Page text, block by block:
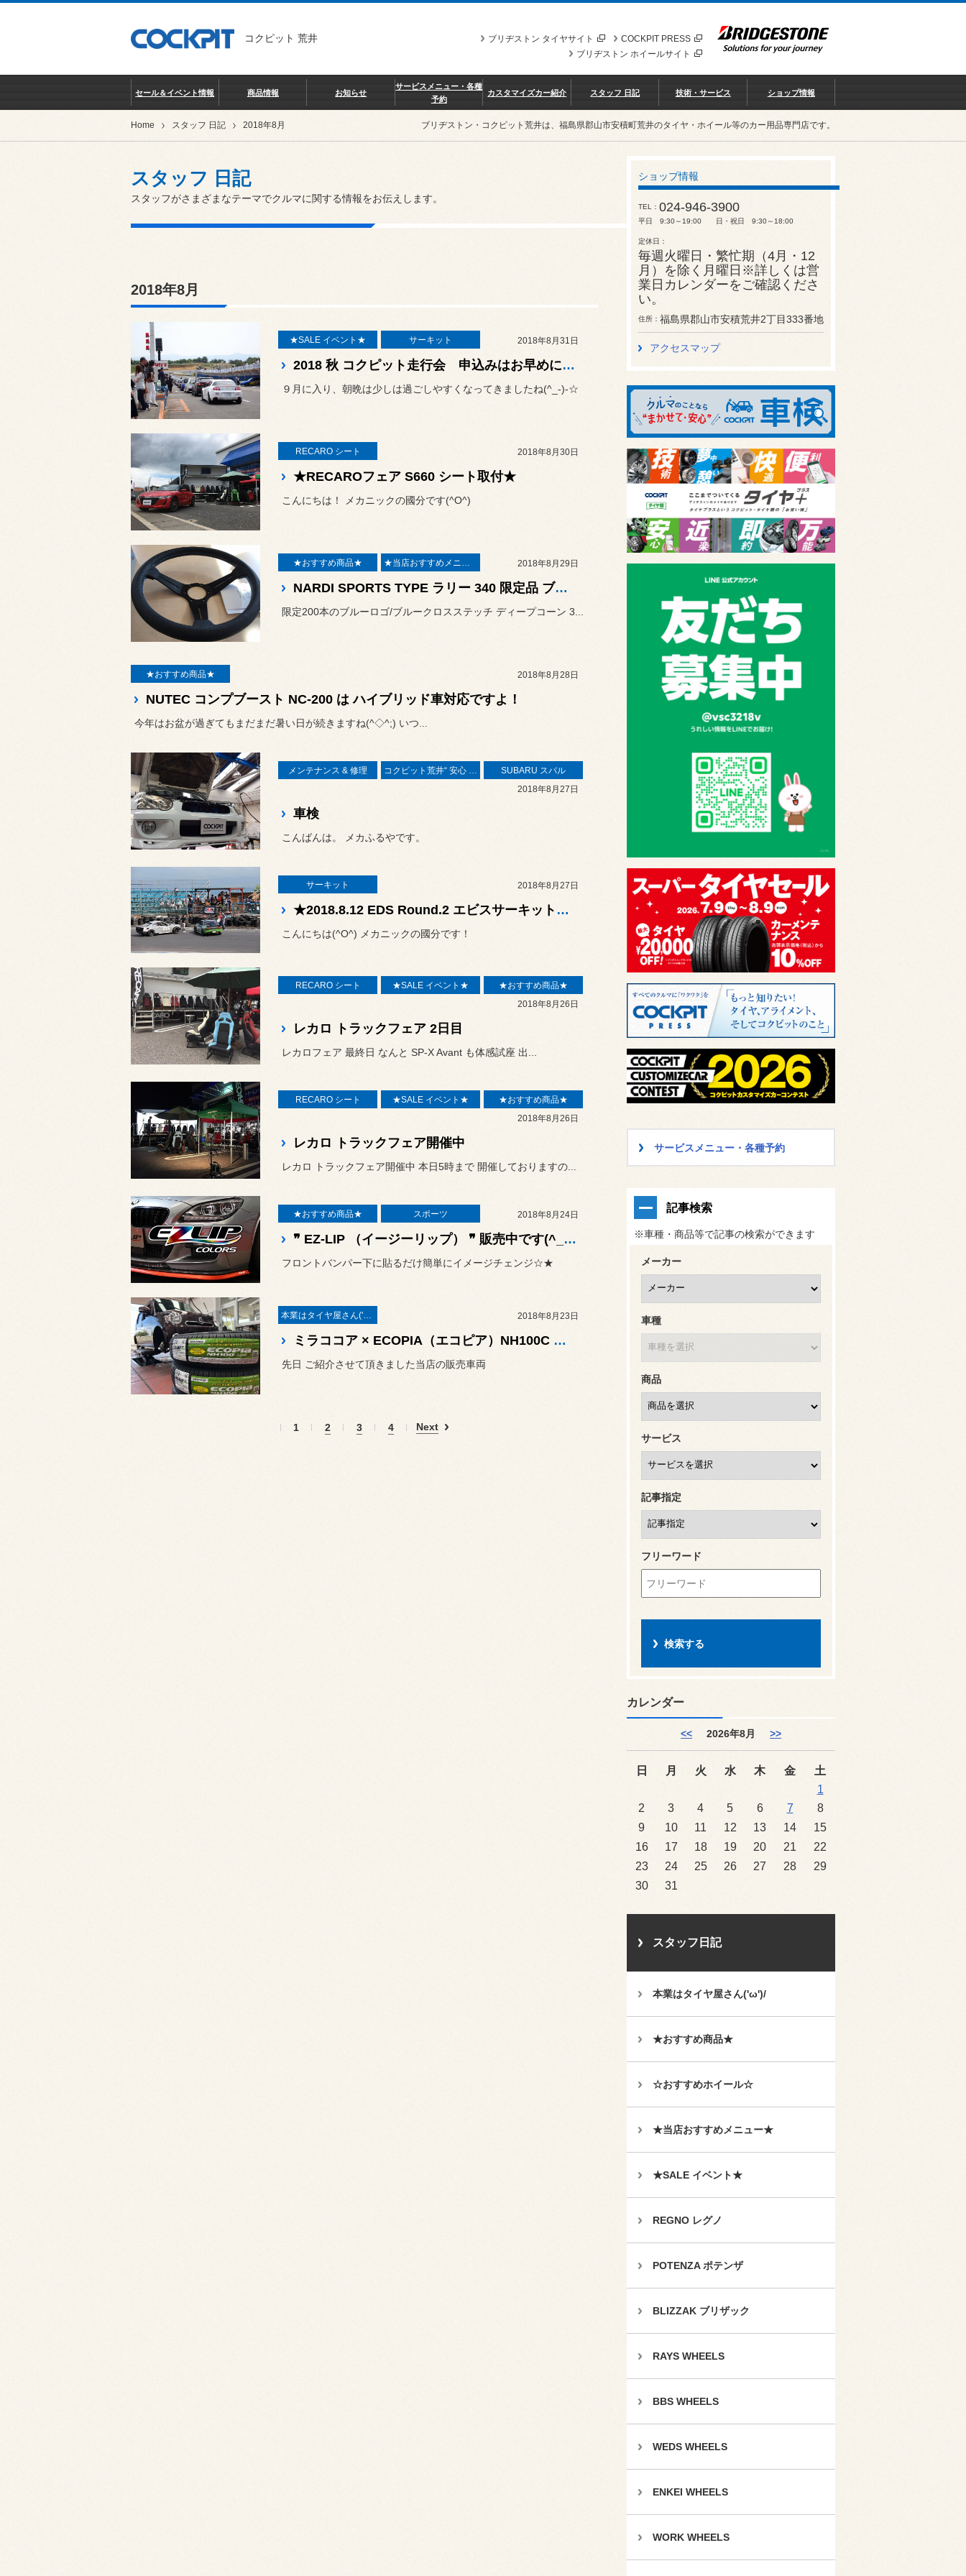
コクピット 荒井 COCKPIT PRESS
ブリヂストン タイヤサイト
ブリヂストン ホイールサイト
セール＆イベント情報 商品情報 お知らせ
サービスメニュー・各種
予約
カスタマイズカー紹介 スタッフ 日記 技術・サービス ショップ情報
Home スタッフ 日記 2018年8月 ブリヂストン・コクピット荒井は、福島県郡山市安積町荒井のタイヤ・ホイール等のカー用品専門店です。
スタッフ 日記
スタッフがさまざまなテーマでクルマに関する情報をお伝えします。
2018年8月
★SALE イベント★ サーキット 2018年8月31日
2018 秋 コクピット走行会 申込みはお早めに(^_-)-☆
９月に入り、朝晩は少しは過ごしやすくなってきましたね(^_-)-☆
RECARO シート 2018年8月30日
★RECAROフェア S660 シート取付★
こんにちは！ メカニックの國分です(^O^)
★おすすめ商品★ ★当店おすすめメニュー★ 2018年8月29日
NARDI SPORTS TYPE ラリー 340 限定品 ブルーロゴモデル
限定200本のブルーロゴ/ブルークロスステッチ ディープコーン 3...
★おすすめ商品★ 2018年8月28日
NUTEC コンプブースト NC-200 は ハイブリッド車対応ですよ！
今年はお盆が過ぎてもまだまだ暑い日が続きますね(^◇^;) いつ...
メンテナンス & 修理 コクピット荒井“ 安心 ”車検
SUBARU スバル
2018年8月27日
車検
こんばんは。 メカふるやです。
サーキット 2018年8月27日
★2018.8.12 EDS Round.2 エビスサーキット南コースReport★
こんにちは(^O^) メカニックの國分です！
RECARO シート ★SALE イベント★
★おすすめ商品★
2018年8月26日
レカロ トラックフェア 2日目
レカロフェア 最終日 なんと SP-X Avant も体感試座 出...
RECARO シート ★SALE イベント★
★おすすめ商品★
2018年8月26日
レカロ トラックフェア開催中
レカロ トラックフェア開催中 本日5時まで 開催しておりますの...
★おすすめ商品★ スポーツ 2018年8月24日
❞ EZ-LIP （イージーリップ） ❞ 販売中です(^_-)-☆
フロントバンパー下に貼るだけ簡単にイメージチェンジ☆★
2018年8月23日
ミラココア × ECOPIA（エコピア）NH100C タイヤ交換でこれからも安心なカーライフをお楽しみ下さいꉂꉂ ( ˆᴗˆ )
先日 ご紹介させて頂きました当店の販売車両
1 2 3 4 Next
ショップ情報
TEL 024-946-3900
平日 9:30～19:00 日・祝日 9:30～18:00
定休日
毎週火曜日・繁忙期（4月・12
月）を除く月曜日※詳しくは営
業日カレンダーをご確認くださ
い。
住所 福島県郡山市安積荒井2丁目333番地
アクセスマップ
サービスメニュー・各種予約
記事検索
※車種・商品等で記事の検索ができます
メーカー
車種
商品
サービス
記事指定
フリーワード
カレンダー
<< 2026年8月 >>
日 月 火 水 木 金
土
1
2
3 4 5 6 7
8
9
10 11 12 13 14
15
16
17 18 19 20 21
22
23
24 25 26 27 28
29
30
31
スタッフ日記
本業はタイヤ屋さん('ω')/
★おすすめ商品★
☆おすすめホイール☆
★当店おすすめメニュー★
★SALE イベント★
REGNO レグノ
POTENZA ポテンザ
BLIZZAK ブリザック
RAYS WHEELS
BBS WHEELS
WEDS WHEELS
ENKEI WHEELS
WORK WHEELS